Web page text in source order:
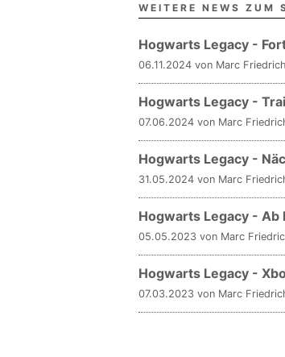
WEITERE NEWS ZUM
Hogwarts Legacy -
06.11.2024 von Marc
Hogwarts Legacy -
07.06.2024 von Marc
Hogwarts Legacy -
31.05.2024 von Marc
Hogwarts Legacy - Ab
05.05.2023 von Marc
Hogwarts Legacy -
07.03.2023 von Marc